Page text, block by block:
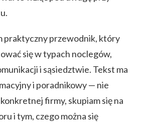
praktyczny przewodnik, który
się w typach noclegów,
i sąsiedztwie. Tekst ma
i poradnikowy — nie
firmy, skupiam się na
i tym, czego można się